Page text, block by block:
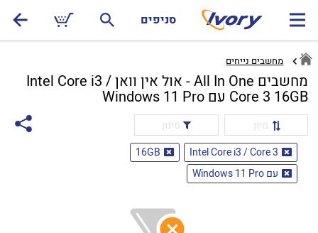
סניפים
מחשבים נייחים
מחשבים All In One - אול אין וואן Intel Core i3 /
Core 3 16GB עם Windows 11 Pro
מיון
סינון
Intel Core i3 / Core 3
16GB
עם Windows 11 Pro